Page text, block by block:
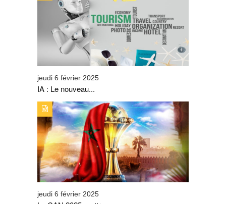
NOUVEAU COMPAGNON DU SECTEUR DU TOURISME
jeudi 6 février 2025
IA : Le nouveau...
TYPE DE PUBLICATION : ALERTES_INFOSTITRE : LA
CAN 2025 METTRA SUR ORBITE LA DESTINATION
TOURISTIQUE MAROC
jeudi 6 février 2025